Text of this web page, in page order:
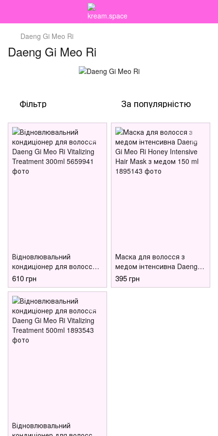
Daeng Gi Meo Ri
Daeng Gi Meo Ri
Фільтр За популярністю
Відновлювальний
кондиціонер для волосся
Daeng Gi Meo Ri Vitalizing
Treatment 300ml
610 грн
Маска для волосся з
медом інтенсивна Daeng
Gi Meo Ri Honey Intensive
Hair Mask з медом 150 ml
395 грн
Відновлювальний